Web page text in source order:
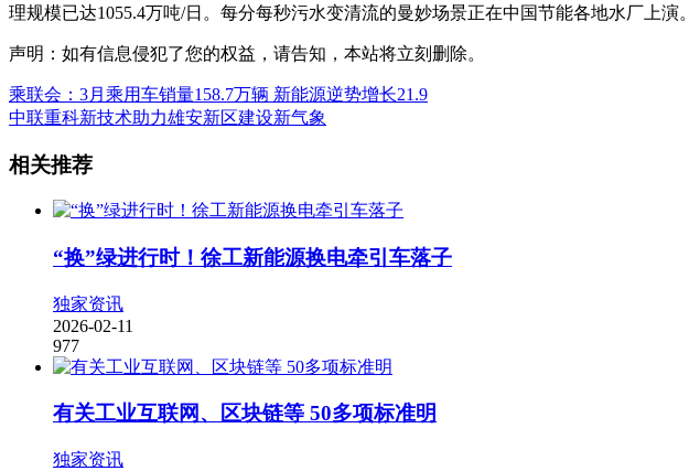
理规模已达1055.4万吨/日。每分每秒污水变清流的曼妙场景正在中国节能各地水厂上演。
声明：如有信息侵犯了您的权益，请告知，本站将立刻删除。
乘联会：3月乘用车销量158.7万辆 新能源逆势增长21.9
中联重科新技术助力雄安新区建设新气象
相关推荐
“换”绿进行时！徐工新能源换电牵引车落子
独家资讯
2026-02-11
977
有关工业互联网、区块链等 50多项标准明
独家资讯